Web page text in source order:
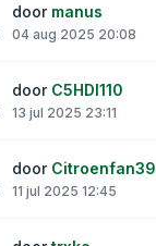
door manus
04 aug 2025 20:08
door C5HDI110
13 jul 2025 23:11
door Citroenfan39
11 jul 2025 12:45